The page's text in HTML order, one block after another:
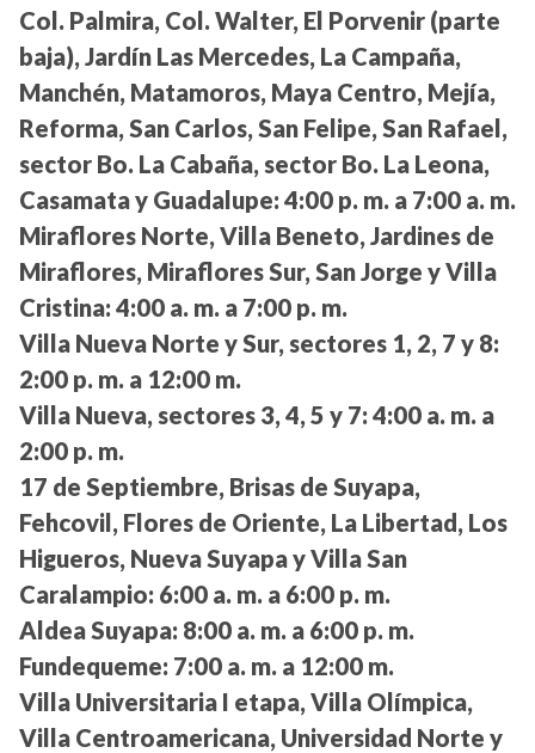
Col. Palmira, Col. Walter, El Porvenir (parte
baja), Jardín Las Mercedes, La Campaña,
Manchén, Matamoros, Maya Centro, Mejía,
Reforma, San Carlos, San Felipe, San Rafael,
sector Bo. La Cabaña, sector Bo. La Leona,
Casamata y Guadalupe: 4:00 p. m. a 7:00 a. m.
Miraflores Norte, Villa Beneto, Jardines de
Miraflores, Miraflores Sur, San Jorge y Villa
Cristina: 4:00 a. m. a 7:00 p. m.
Villa Nueva Norte y Sur, sectores 1, 2, 7 y 8:
2:00 p. m. a 12:00 m.
Villa Nueva, sectores 3, 4, 5 y 7: 4:00 a. m. a
2:00 p. m.
17 de Septiembre, Brisas de Suyapa,
Fehcovil, Flores de Oriente, La Libertad, Los
Higueros, Nueva Suyapa y Villa San
Caralampio: 6:00 a. m. a 6:00 p. m.
Aldea Suyapa: 8:00 a. m. a 6:00 p. m.
Fundequeme: 7:00 a. m. a 12:00 m.
Villa Universitaria I etapa, Villa Olímpica,
Villa Centroamericana, Universidad Norte y